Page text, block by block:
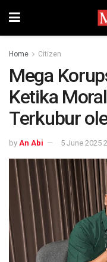
Home Citizen
Mega
Ketika
Terkubur
by An Abi 5 June 2025